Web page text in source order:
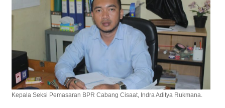
Kepala Seksi Pemasaran BPR Cabang Cisaat, Indra Aditya Rukmana.